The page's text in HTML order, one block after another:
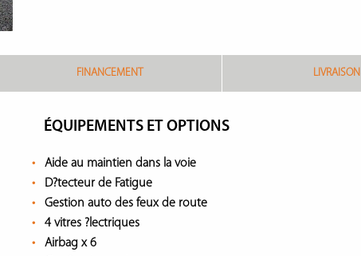
FINANCEMENT LIVRAISON
ÉQUIPEMENTS ET OPTIONS
Aide au maintien dans la voie
D?tecteur de Fatigue
Gestion auto des feux de route
4 vitres ?lectriques
Airbag x 6